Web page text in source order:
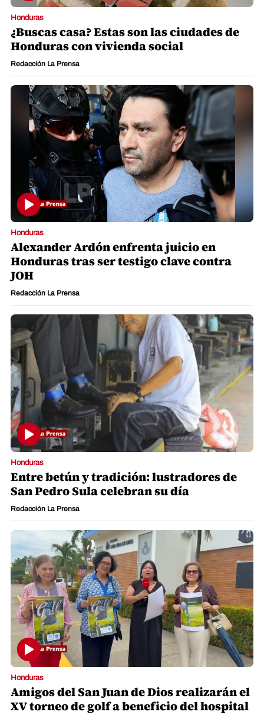
Honduras
¿Buscas casa? Estas son las ciudades de
Honduras con vivienda social
Redacción La Prensa
Honduras
Alexander Ardón enfrenta juicio en
Honduras tras ser testigo clave contra
JOH
Redacción La Prensa
Honduras
Entre betún y tradición: lustradores de
San Pedro Sula celebran su día
Redacción La Prensa
Honduras
Amigos del San Juan de Dios realizarán el
XV torneo de golf a beneficio del hospital